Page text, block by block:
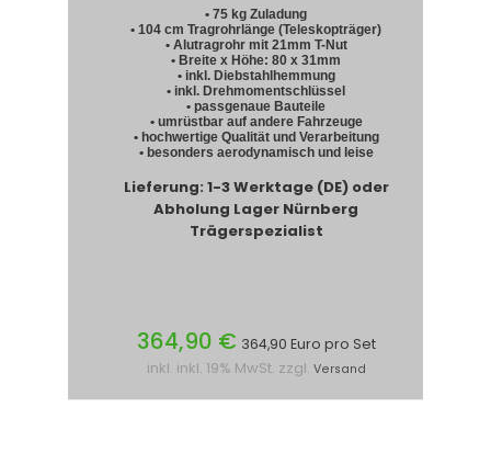
• 75 kg Zuladung
• 104 cm Tragrohrlänge (Teleskopträger)
• Alutragrohr mit 21mm T-Nut
• Breite x Höhe: 80 x 31mm
• inkl. Diebstahlhemmung
• inkl. Drehmomentschlüssel
• passgenaue Bauteile
• umrüstbar auf andere Fahrzeuge
• hochwertige Qualität und Verarbeitung
• besonders aerodynamisch und leise
Lieferung: 1-3 Werktage (DE) oder
Abholung Lager Nürnberg
Trägerspezialist
364,90 € 364,90 Euro pro Set
inkl. inkl. 19% MwSt. zzgl. Versand